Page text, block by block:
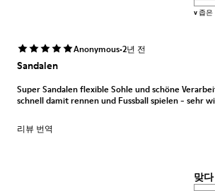
v 좁은
Anonymous·2년 전
Sandalen
Super Sandalen flexible Sohle und schöne
schnell damit rennen und Fussball spielen - sehr
리뷰 번역
맞다